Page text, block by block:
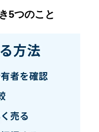
？
ないこと
ること
5つのこと